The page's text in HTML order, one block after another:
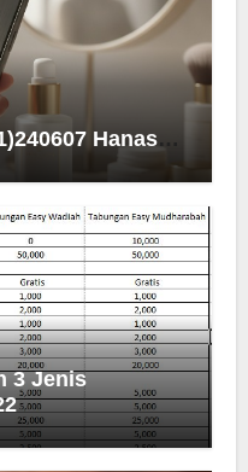
Hanasui
3 Jenis